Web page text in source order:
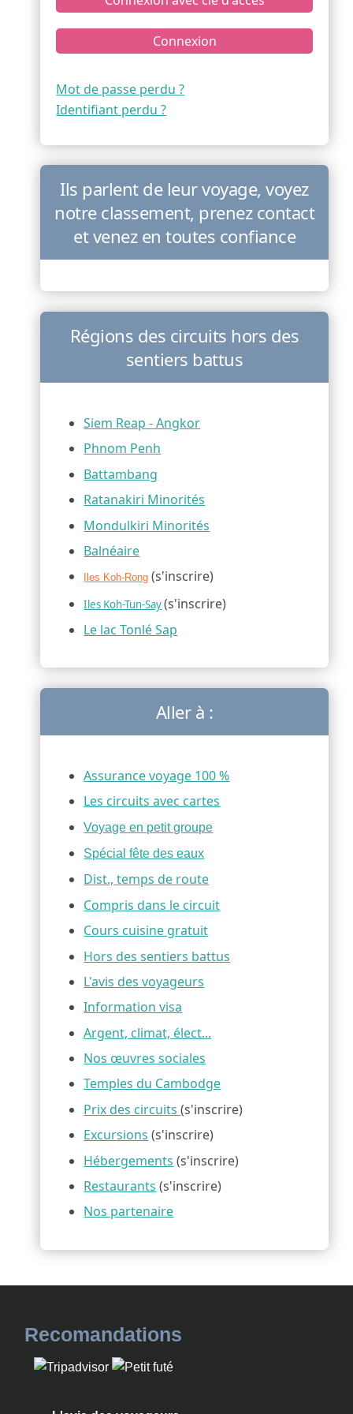
Connexion
Mot de passe perdu ?
Identifiant perdu ?
Ils parlent de leur voyage, voyez
notre classement, prenez contact
et venez en toutes confiance
Régions des circuits hors des
sentiers battus
Siem Reap - Angkor
Phnom Penh
Battambang
Ratanakiri Minorités
Mondulkiri Minorités
Balnéaire
Iles Koh-Rong (s'inscrire)
Iles Koh-Tun-Say(s'inscrire)
Le lac Tonlé Sap
Aller à :
Assurance voyage 100 %
Les circuits avec cartes
Voyage en petit groupe
Spécial fête des eaux
Dist., temps de route
Compris dans le circuit
Cours cuisine gratuit
Hors des sentiers battus
L'avis des voyageurs
Information visa
Argent, climat, élect...
Nos œuvres sociales
Temples du Cambodge
Prix des circuits(s'inscrire)
Excursions (s'inscrire)
Hébergements (s'inscrire)
Restaurants (s'inscrire)
Nos partenaire
Recomandations